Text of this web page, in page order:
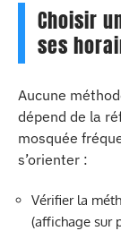
Choisir
ses
Aucune
dépend de la
mosquée
s’orienter :
Vérifier la
(affichage sur